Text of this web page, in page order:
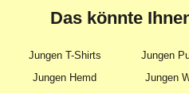
Das könnte
Jungen T-Shirts Jungen
Jungen Hemd
Jungen